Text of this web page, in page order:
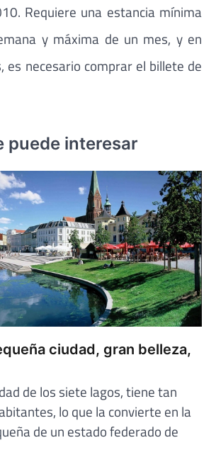
Requiere una estancia mínima
y máxima de un mes, y en
es necesario comprar el billete de
puede interesar
ciudad, gran belleza,
de los siete lagos, tiene tan
lo que la convierte en la
de un estado federado de